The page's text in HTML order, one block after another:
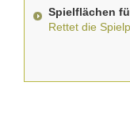
Spielflächen
Rettet die